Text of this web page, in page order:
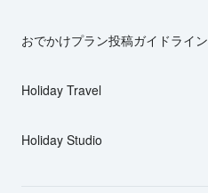
おでかけプラン投稿ガイドライン
Holiday Travel
Holiday Studio